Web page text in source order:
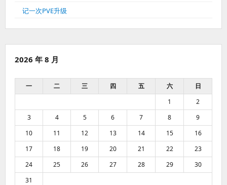
记一次PVE升级
2026 年 8 月
一 二 三 四 五 六
日
1
2
3
4 5 6 7 8
9
10
11 12 13 14 15
16
17
18 19 20 21 22
23
24
25 26 27 28 29
30
31